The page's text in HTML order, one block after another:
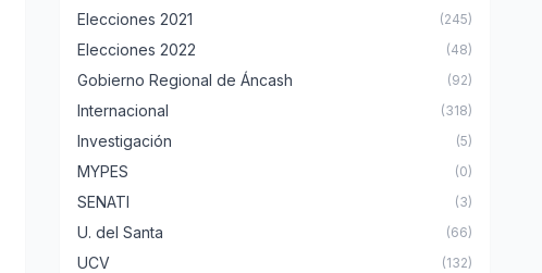
Elecciones 2021 (245)
Elecciones 2022 (48)
Gobierno Regional de Áncash (92)
Internacional (318)
Investigación (5)
MYPES (0)
SENATI (3)
U. del Santa (66)
UCV (132)